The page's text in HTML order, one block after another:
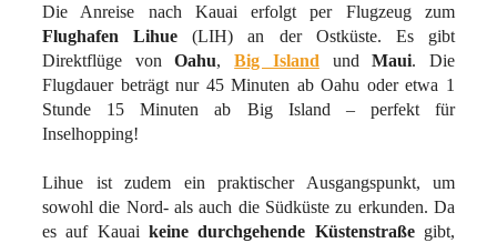
Die Anreise nach Kauai erfolgt per Flugzeug zum
Flughafen Lihue (LIH) an der Ostküste. Es gibt
Direktflüge vonOahu,Big Island und Maui. Die
Flugdauer beträgt nur 45 Minuten ab Oahu oder etwa 1
Stunde 15 Minuten ab Big Island – perfekt für
Inselhopping!
Lihue ist zudem ein praktischer Ausgangspunkt, um
sowohl die Nord- als auch die Südküste zu erkunden. Da
es auf Kauai keine durchgehende Küstenstraßegibt,